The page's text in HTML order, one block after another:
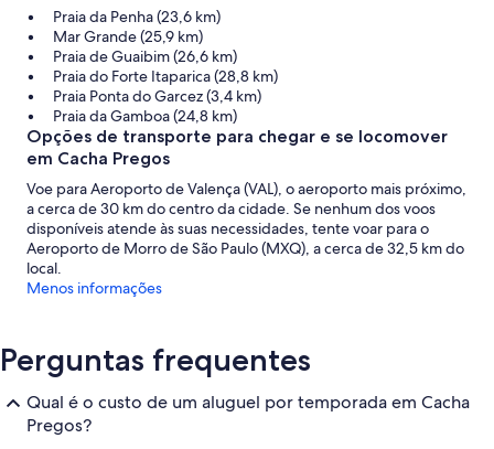
Praia da Penha (23,6 km)
Mar Grande (25,9 km)
Praia de Guaibim (26,6 km)
Praia do Forte Itaparica (28,8 km)
Praia Ponta do Garcez (3,4 km)
Praia da Gamboa (24,8 km)
Opções de transporte para chegar e se locomover
em Cacha Pregos
Voe para Aeroporto de Valença (VAL), o aeroporto mais próximo,
a cerca de 30 km do centro da cidade. Se nenhum dos voos
disponíveis atende às suas necessidades, tente voar para o
Aeroporto de Morro de São Paulo (MXQ), a cerca de 32,5 km do
local.
Menos informações
Perguntas frequentes
Qual é o custo de um aluguel por temporada em Cacha
Pregos?